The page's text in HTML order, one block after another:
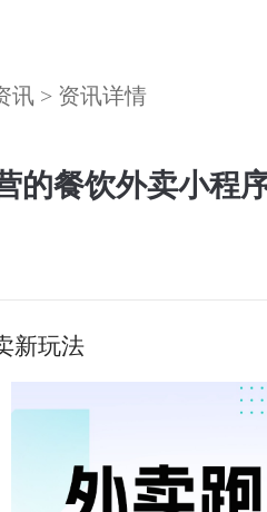
讯 > 资讯详情
的餐饮外卖小程
新玩法